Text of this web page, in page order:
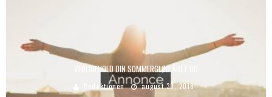
VEDLIGEHOLD DIN SOMMERGLØD ÅRET UD
Redaktionen august 30, 2018